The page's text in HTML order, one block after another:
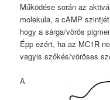
Működése során az
molekula, a cAMP
hogy a sárga/vörös
Épp ezért, ha az MC1R
vagyis szőkés/vöröses
A